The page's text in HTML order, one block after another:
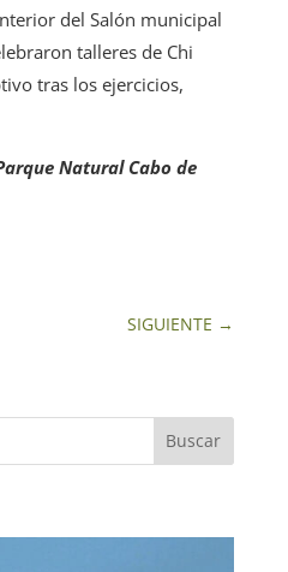
del Salón municipal
talleres de Chi
tras los ejercicios,
Natural Cabo de
SIGUIENTE →
Buscar